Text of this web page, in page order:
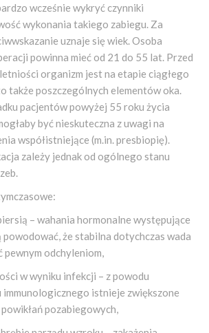
wcześnie wykryć czynniki
wykonania takiego zabiegu. Za
uznaje się wiek. Osoba
powinna mieć od 21 do 55 lat. Przed
organizm jest na etapie ciągłego
także poszczególnych elementów oka.
pacjentów powyżej 55 roku życia
być nieskuteczna z uwagi na
współistniejące (m.in. presbiopię).
zależy jednak od ogólnego stanu
– wahania hormonalne występujące
że stabilna dotychczas wada
odchyleniom,
w wyniku infekcji – z powodu
immunologicznego istnieje zwiększone
pozabiegowych,